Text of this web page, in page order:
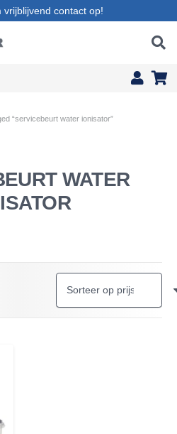
vrijblijvend contact op!
“servicebeurt water ionisator”
WATER